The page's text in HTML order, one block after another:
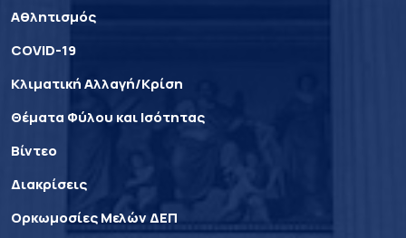
Αθλητισμός
COVID-19
Κλιματική Αλλαγή/Κρίση
Θέματα Φύλου και Ισότητας
Βίντεο
Διακρίσεις
Ορκωμοσίες Μελών ΔΕΠ